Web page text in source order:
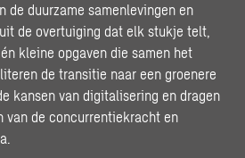
de duurzame samenlevingen en
de overtuiging dat elk stukje telt,
kleine opgaven die samen het
de transitie naar een groenere
kansen van digitalisering en dragen
van de concurrentiekracht en